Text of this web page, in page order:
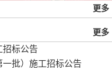
更多
更多
招标公告
一批）施工招标公告